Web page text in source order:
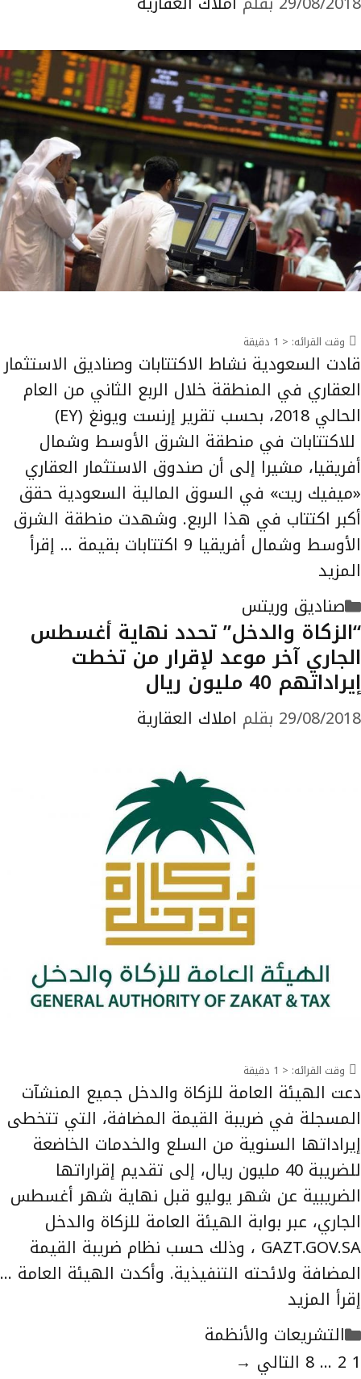
وقت القرائه: < 1 دقيقة
قادت السعودية نشاط الاكتتابات وصناديق الاستثمار
العقاري في المنطقة خلال الربع الثاني من العام
الحالي 2018، بحسب تقرير إرنست ويونغ (EY)
للاكتتابات في منطقة الشرق الأوسط وشمال
أفريقيا، مشيرا إلى أن صندوق الاستثمار العقاري
«ميفيك ريت» في السوق المالية السعودية حقق
أكبر اكتتاب في هذا الربع. وشهدت منطقة الشرق
الأوسط وشمال أفريقيا 9 اكتتابات بقيمة …
إقرأ
المزيد
التصنيفات
صناديق وريتس
“الزكاة والدخل” تحدد نهاية أغسطس
الجاري آخر موعد لإقرار من تخطت
إيراداتهم 40 مليون ريال
29/08/2018 بقلم املاك العقارية
وقت القرائه: < 1 دقيقة
دعت الهيئة العامة للزكاة والدخل جميع المنشآت
المسجلة في ضريبة القيمة المضافة، التي تتخطى
إيراداتها السنوية من السلع والخدمات الخاضعة
للضريبة 40 مليون ريال، إلى تقديم إقراراتها
الضريبية عن شهر يوليو قبل نهاية شهر أغسطس
الجاري، عبر بوابة الهيئة العامة للزكاة والدخل
GAZT.GOV.SA ، وذلك حسب نظام ضريبة القيمة
المضافة ولائحته التنفيذية. وأكدت الهيئة العامة …
إقرأ المزيد
التصنيفات
التشريعات والأنظمة
الصفحة
1 الصفحة
2
... الصفحة
8 التالي →